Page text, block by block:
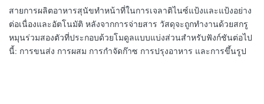
สายการผลิตอาหารสุนัขทำหน้าที่ในการเจลาติไนซ์แป้งและแป้งอย่าง
ต่อเนื่องและอัตโนมัติ หลังจากการจ่ายสาร วัสดุจะถูกทำงานด้วยสกรู
หมุนร่วมสองตัวที่ประกอบด้วยโมดูลแบบแบ่งส่วนสำหรับฟังก์ชันต่อไป
นี้: การขนส่ง การผสม การกำจัดก๊าซ การปรุงอาหาร และการขึ้นรูป